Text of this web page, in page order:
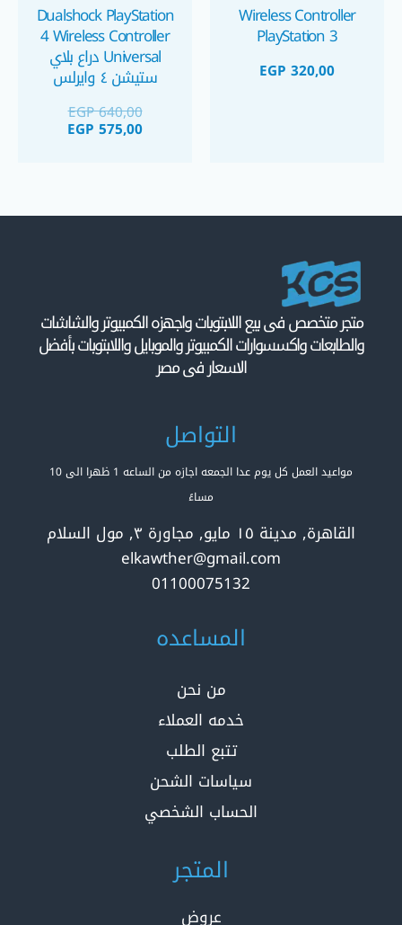
Wireless Controller
PlayStation 3
EGP 320,00
Dualshock PlayStation
4 Wireless Controller
Universal دراع بلاي
ستيشن ٤ وايرلس
EGP640,00
EGP 575,00
متجر متخصص فى بيع اللابتوبات واجهزه الكمبيوتر والشاشات
والطابعات واكسسوارات الكمبيوتر والموبايل واللابتوبات بأفضل
الاسعار فى مصر
التواصل
مواعيد العمل كل يوم عدا الجمعه اجازه من الساعه 1 ظهرا الى 10
مساءً
القاهرة, مدينة ١٥ مايو, مجاورة ٣, مول السلام
elkawther@gmail.com
01100075132
المساعده
من نحن
خدمه العملاء
تتبع الطلب
سياسات الشحن
الحساب الشخصي
المتجر
عروض